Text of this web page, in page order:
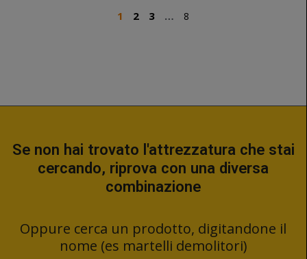
1 2 3 … 8
Se non hai trovato l'attrezzatura che stai
cercando, riprova con una diversa
combinazione
Oppure cerca un prodotto, digitandone il
nome (es martelli demolitori)